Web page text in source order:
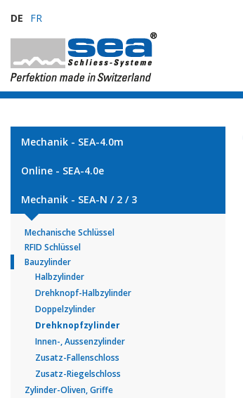
DE FR
Mechanik - SEA-4.0m
Online - SEA-4.0e
Mechanik - SEA-N / 2 / 3
Mechanische Schlüssel
RFID Schlüssel
Bauzylinder
Halbzylinder
Drehknopf-Halbzylinder
Doppelzylinder
Drehknopfzylinder
Innen-, Aussenzylinder
Zusatz-Fallenschloss
Zusatz-Riegelschloss
Zylinder-Oliven, Griffe